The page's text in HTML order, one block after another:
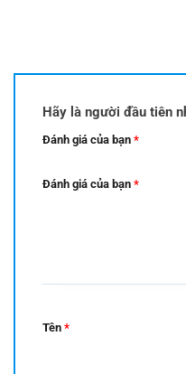
Hãy là người đầu tiên
Đánh giá của bạn *
Đánh giá của bạn *
Tên *